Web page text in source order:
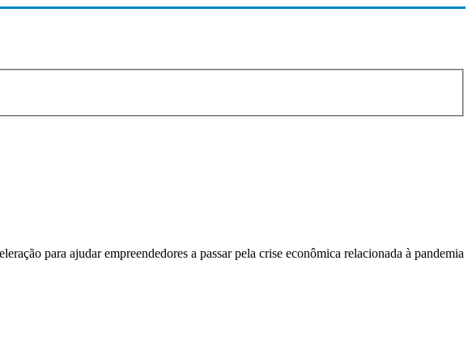
para ajudar empreendedores a passar pela crise econômica relacionada à pandemia